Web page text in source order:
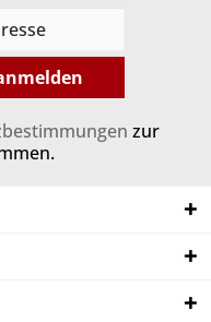
zur